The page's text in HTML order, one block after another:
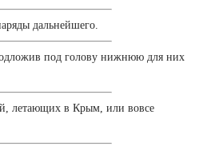
дальнейшего.
под голову нижнюю для них
летающих в Крым, или вовсе